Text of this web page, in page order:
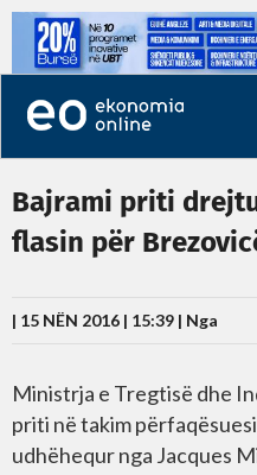
Bajrami priti
flasin për
| 15 NËN 2016 | 15:39 | Nga
Ministrja e Tregtisë dhe
priti në takim
udhëhequr nga Jacques